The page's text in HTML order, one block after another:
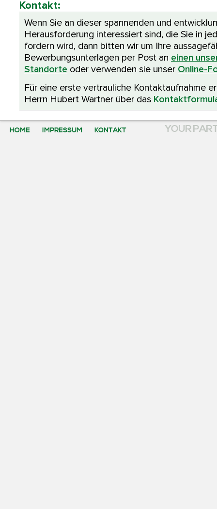
Kontakt:
Wenn Sie an dieser spannenden und
Herausforderung interessiert sind, die Sie in
fordern wird, dann bitten wir um Ihre
Bewerbungsunterlagen per Post an einen
Standorte oder verwenden sie unser Online-
Für eine erste vertrauliche Kontaktaufnahme
Herrn Hubert Wartner über das
HOME IMPRESSUM KONTAKT YOUR